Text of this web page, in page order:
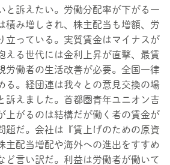
と訴えたい。労働分配率が下がる一
積み増しされ、株主配当も増額、労
立っている。実質賃金はマイナスが
える世代には金利上昇が直撃、最賃
労働者の生活改善が必要。全国一律
る。経団連は我々との意見交換の場
訴えました。首都圏青年ユニオン吉
上がるのは結構だが働く者の賃金が
題だ。会社は『賃上げのための原資
主配当増配や海外への進出をすすめ
ど言い訳だ。利益は労働者が働いて